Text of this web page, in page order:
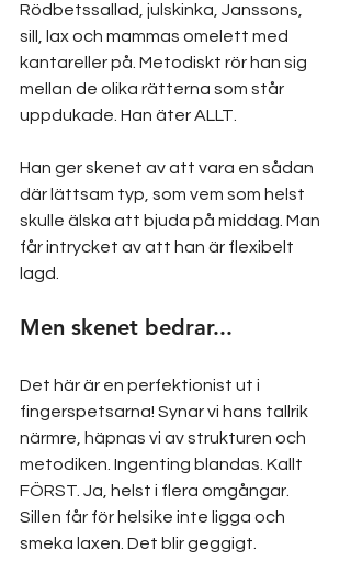
Rödbetssallad, julskinka, Janssons,
sill, lax och mammas omelett med
kantareller på. Metodiskt rör han sig
mellan de olika rätterna som står
uppdukade. Han äter ALLT.
Han ger skenet av att vara en sådan
där lättsam typ, som vem som helst
skulle älska att bjuda på middag. Man
får intrycket av att han är flexibelt
lagd.
Men skenet bedrar...
Det här är en perfektionist ut i
fingerspetsarna! Synar vi hans tallrik
närmre, häpnas vi av strukturen och
metodiken. Ingenting blandas. Kallt
FÖRST. Ja, helst i flera omgångar.
Sillen får för helsike inte ligga och
smeka laxen. Det blir geggigt.